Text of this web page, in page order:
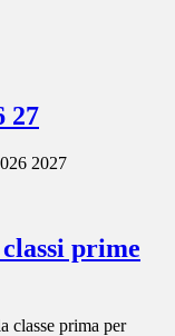
27
2027
prime
classe prima per